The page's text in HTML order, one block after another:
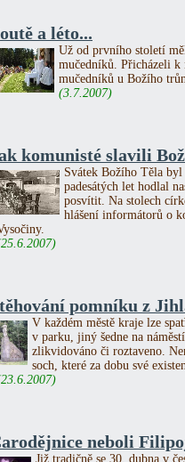
a léto...
Už od prvního století
mučedníků. Přicházeli
mučedníků u Božího
(3.7.2007)
komunisté slavili
Svátek Božího Těla
padesátých let hodlal
posvítit. Na stolech
hlášení informátorů o
pomníku z
V každém městě kraje lze
v parku, jiný šedne na
zlikvidováno či roztaveno.
soch, které za dobu své
neboli
Již tradičně se 30. dubna v